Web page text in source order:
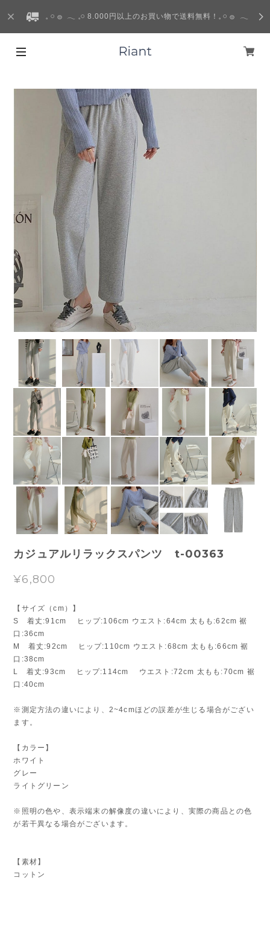
𓈒 𓏸 𓐍 𓂃 𓈒𓏸 8.000円以上のお買い物で送料無料！𓈒 𓏸 𓐍 𓂃
カジュアルリラックスパンツ t-00363
¥6,800
【サイズ（cm）】
S 着丈:91cm ヒップ:106cm ウエスト:64cm 太もも:62cm 裾
口:36cm
M 着丈:92cm ヒップ:110cm ウエスト:68cm 太もも:66cm 裾
口:38cm
L 着丈:93cm ヒップ:114cm ウエスト:72cm 太もも:70cm 裾
口:40cm
※測定方法の違いにより、2~4cmほどの誤差が生じる場合がござい
ます。
【カラー】
ホワイト
グレー
ライトグリーン
※照明の色や、表示端末の解像度の違いにより、実際の商品との色
が若干異なる場合がございます。
【素材】
コットン